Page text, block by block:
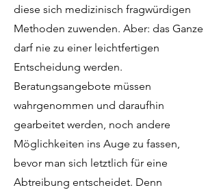
diese sich medizinisch fragwürdigen
Methoden zuwenden. Aber: das Ganze
darf nie zu einer leichtfertigen
Entscheidung werden.
Beratungsangebote müssen
wahrgenommen und daraufhin
gearbeitet werden, noch andere
Möglichkeiten ins Auge zu fassen,
bevor man sich letztlich für eine
Abtreibung entscheidet. Denn